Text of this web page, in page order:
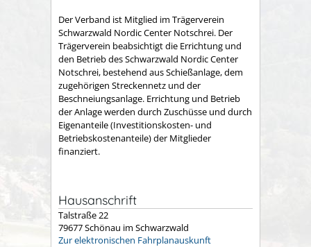
Der Verband ist Mitglied im Trägerverein
Schwarzwald Nordic Center Notschrei. Der
Trägerverein beabsichtigt die Errichtung und
den Betrieb des Schwarzwald Nordic Center
Notschrei, bestehend aus Schießanlage, dem
zugehörigen Streckennetz und der
Beschneiungsanlage. Errichtung und Betrieb
der Anlage werden durch Zuschüsse und durch
Eigenanteile (Investitionskosten- und
Betriebskostenanteile) der Mitglieder
finanziert.
Hausanschrift
Talstraße 22
79677Schönau im Schwarzwald
Zur elektronischen Fahrplanauskunft